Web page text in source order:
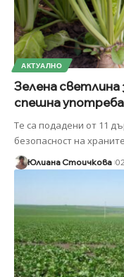
АКТУАЛНО
Зелена светлина
спешна употреба
Те са подадени от 11
безопасност на храните
Юлиана Стоичкова